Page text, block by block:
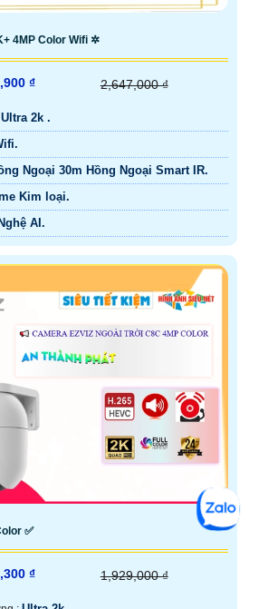
4MP Color Wifi ✲
₫ 2,647,000 ₫
Ultra 2k .
Ngoại 30m Hồng Ngoại Smart IR.
Kim loại.
AI.
✅
₫ 1,929,000 ₫